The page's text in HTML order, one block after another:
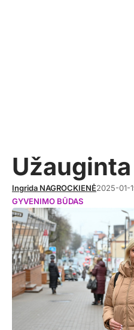
Ingrida NAGROCKIENĖ2025-01-
GYVENIMO BŪDAS